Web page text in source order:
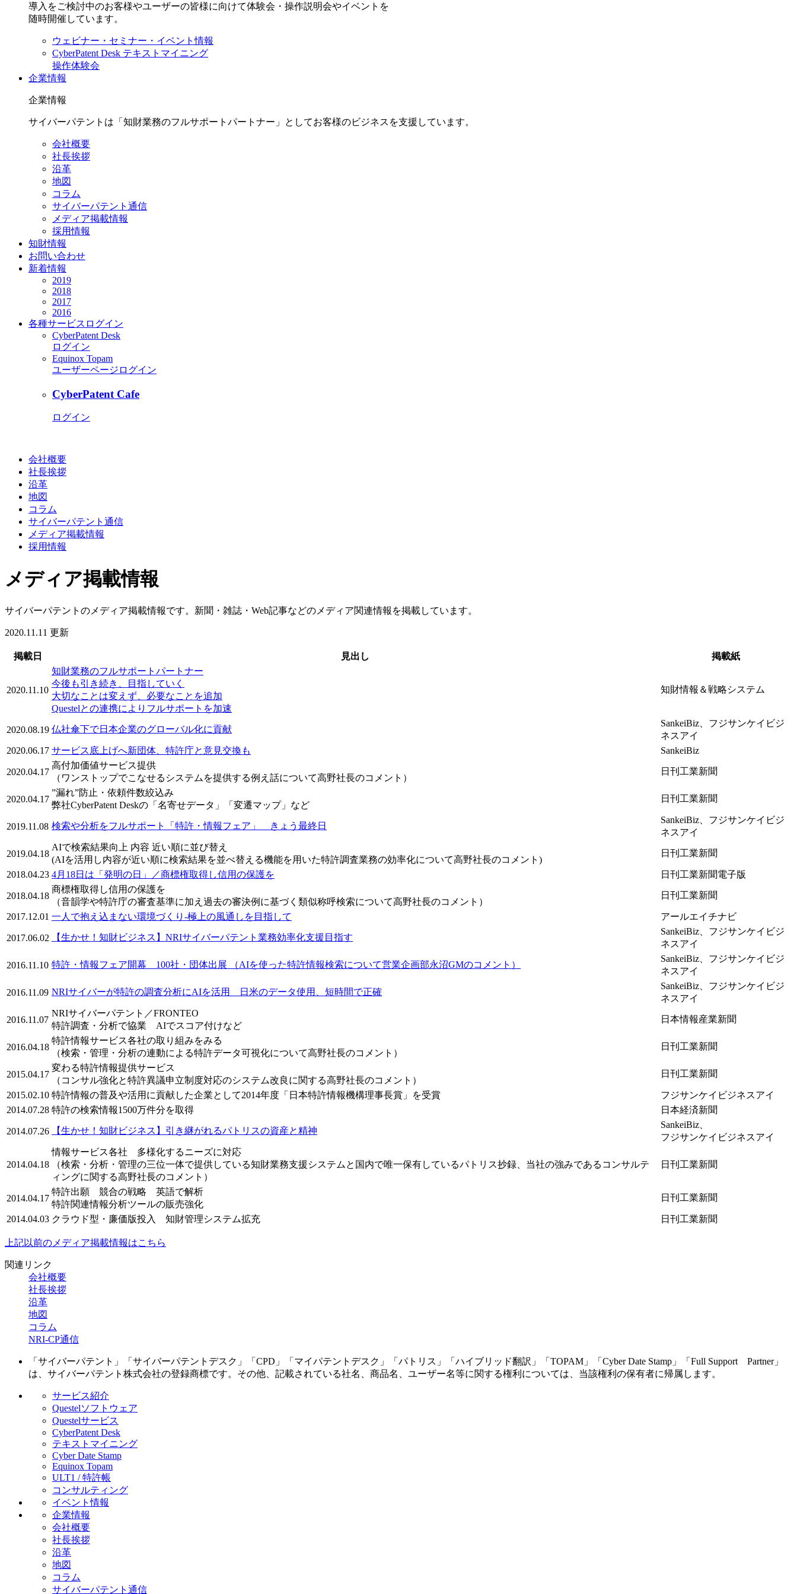
導入をご検討中のお客様やユーザーの皆様に向けて体験会・操作説明会やイベントを
随時開催しています。
ウェビナー・セミナー・イベント情報
CyberPatent Desk テキストマイニング
操作体験会
企業情報
企業情報
サイバーパテントは「知財業務のフルサポートパートナー」としてお客様のビジネスを支援しています。
会社概要
社長挨拶
沿革
地図
コラム
サイバーパテント通信
メディア掲載情報
採用情報
知財情報
お問い合わせ
新着情報
2019
2018
2017
2016
各種サービス ログイン
CyberPatent Desk
ログイン
Equinox Topam
ユーザーページログイン
CyberPatent Cafe
ログイン
会社概要
社長挨拶
沿革
地図
コラム
サイバーパテント通信
メディア掲載情報
採用情報
メディア掲載情報
サイバーパテントのメディア掲載情報です。新聞・雑誌・Web記事などのメディア関連情報を掲載しています。
2020.11.11 更新
掲載日 見出し 掲載紙
2020.11.10
知財業務のフルサポートパートナー
今後も引き続き、目指していく
大切なことは変えず、必要なことを追加
Questelとの連携によりフルサポートを加速
知財情報＆戦略システム
2020.08.19 仏社傘下で日本企業のグローバル化に貢献
SankeiBiz、フジサンケイビジ
ネスアイ
2020.06.17 サービス底上げへ新団体、特許庁と意見交換も SankeiBiz
2020.04.17
高付加価値サービス提供
（ワンストップでこなせるシステムを提供する例え話について高野社長のコメント）
日刊工業新聞
2020.04.17
”漏れ”防止・依頼件数絞込み
弊社CyberPatent Deskの「名寄せデータ」「変遷マップ」など
日刊工業新聞
2019.11.08 検索や分析をフルサポート「特許・情報フェア」 きょう最終日
SankeiBiz、フジサンケイビジ
ネスアイ
2019.04.18
AIで検索結果向上 内容 近い順に並び替え
(AIを活用し内容が近い順に検索結果を並べ替える機能を用いた特許調査業務の効率化について高野社長のコメント)
日刊工業新聞
2018.04.23 4月18日は「発明の日」／商標権取得し信用の保護を 日刊工業新聞電子版
2018.04.18
商標権取得し信用の保護を
（音韻学や特許庁の審査基準に加え過去の審決例に基づく類似称呼検索について高野社長のコメント）
日刊工業新聞
2017.12.01 一人で抱え込まない環境づくり-極上の風通しを目指して アールエイチナビ
2017.06.02 【生かせ！知財ビジネス】NRIサイバーパテント業務効率化支援目指す
SankeiBiz、フジサンケイビジ
ネスアイ
2016.11.10 特許・情報フェア開幕 100社・団体出展 （AIを使った特許情報検索について営業企画部永沼GMのコメント）
SankeiBiz、フジサンケイビジ
ネスアイ
2016.11.09 NRIサイバーが特許の調査分析にAIを活用 日米のデータ使用、短時間で正確
SankeiBiz、フジサンケイビジ
ネスアイ
2016.11.07
NRIサイバーパテント／FRONTEO
特許調査・分析で協業 AIでスコア付けなど
日本情報産業新聞
2016.04.18
特許情報サービス各社の取り組みをみる
（検索・管理・分析の連動による特許データ可視化について高野社長のコメント）
日刊工業新聞
2015.04.17
変わる特許情報提供サービス
（コンサル強化と特許異議申立制度対応のシステム改良に関する高野社長のコメント）
日刊工業新聞
2015.02.10 特許情報の普及や活用に貢献した企業として2014年度「日本特許情報機構理事長賞」を受賞
フジサンケイビジネスアイ
2014.07.28 特許の検索情報1500万件分を取得 日本経済新聞
2014.07.26 【生かせ！知財ビジネス】引き継がれるパトリスの資産と精神
SankeiBiz、
フジサンケイビジネスアイ
2014.04.18
情報サービス各社 多様化するニーズに対応
（検索・分析・管理の三位一体で提供している知財業務支援システムと国内で唯一保有しているパトリス抄録、当社の強みであるコンサルテ
ィングに関する高野社長のコメント）
日刊工業新聞
2014.04.17
特許出願 競合の戦略 英語で解析
特許関連情報分析ツールの販売強化
日刊工業新聞
2014.04.03 クラウド型・廉価版投入 知財管理システム拡充 日刊工業新聞
上記以前のメディア掲載情報はこちら
関連リンク
会社概要
社長挨拶
沿革
地図
コラム
NRI-CP通信
「サイバーパテント」「サイバーパテントデスク」「CPD」「マイパテントデスク」「パトリス」「ハイブリッド翻訳」「TOPAM」「Cyber Date Stamp」「Full Support Partner」
は、サイバーパテント株式会社の登録商標です。その他、記載されている社名、商品名、ユーザー名等に関する権利については、当該権利の保有者に帰属します。
サービス紹介
Questelソフトウェア
Questelサービス
CyberPatent Desk
テキストマイニング
Cyber Date Stamp
Equinox Topam
ULT1 / 特許帳
コンサルティング
イベント情報
企業情報
会社概要
社長挨拶
沿革
地図
コラム
サイバーパテント通信